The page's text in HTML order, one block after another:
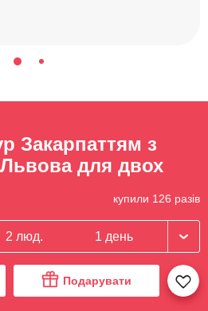
Закарпаттям з
Львова для двох
купили 126 разів
2 люд. 1 день
Подарувати